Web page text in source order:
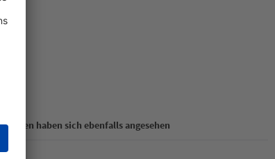
Kunden haben sich ebenfalls angesehen